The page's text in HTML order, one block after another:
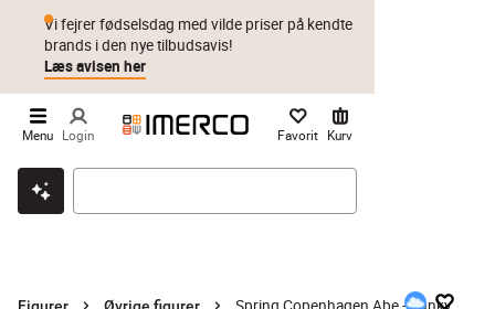
Klik & hent Byt i 1 år Prismatch
Vi fejrer fødselsdag med vilde priser på kendte
brands i den nye tilbudsavis!
Læs avisen her
Menu Login Favorit Kurv
Figurer Øvrige figurer